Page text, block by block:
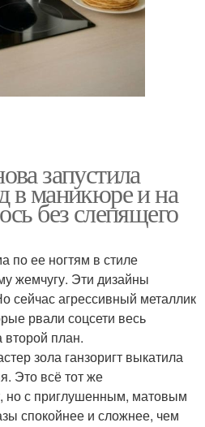
запустила
в маникюре и на
без слепящего
по ее ногтям в стиле
жемчугу. Эти дизайны
сейчас агрессивный металлик
рвали соцсети весь
второй план.
зола ганзоригт выкатила
Это всё тот же
но с приглушенным, матовым
спокойнее и сложнее, чем